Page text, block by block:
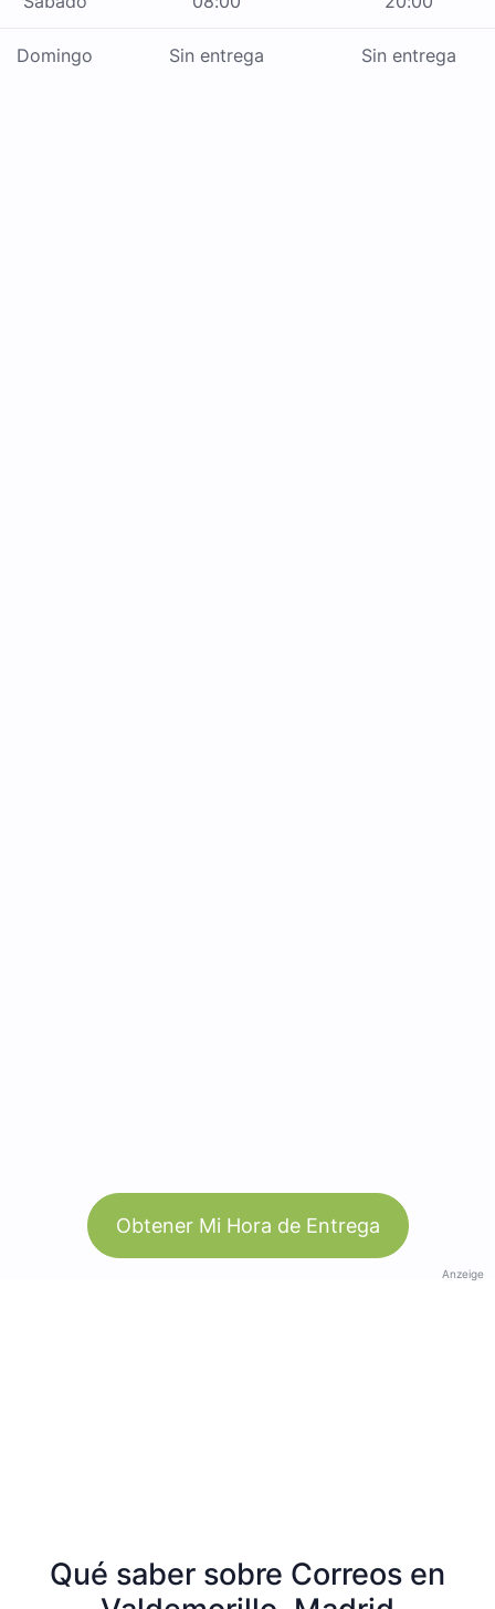
Domingo Sin entrega Sin entrega
Obtener Mi Hora de Entrega
Anzeige
Qué saber sobre Correos en